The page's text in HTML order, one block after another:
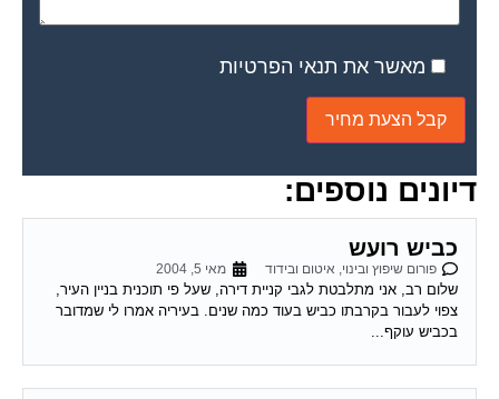
כביש רועש
פורום שיפוץ ובינוי, איטום ובידוד
שלום רב, אני מתלבטת לגבי קניית דירה, שעל פי תוכנית בניין העיר,
צפוי לעבור בקרבתו כביש בעוד כמה שנים. בעיריה אמרו לי שמדובר
בכביש עוקף...
שיפוץ בנייין מגורים